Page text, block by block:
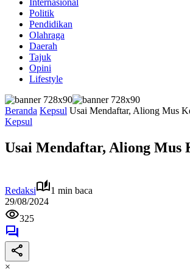
Internasional
Politik
Pendidikan
Olahraga
Daerah
Tajuk
Opini
Lifestyle
Beranda Kepsul Usai Mendaftar, Aliong Mus
Kepsul
Usai Mendaftar, Aliong Mus
Redaksi
1 min baca
29/08/2024
325
×